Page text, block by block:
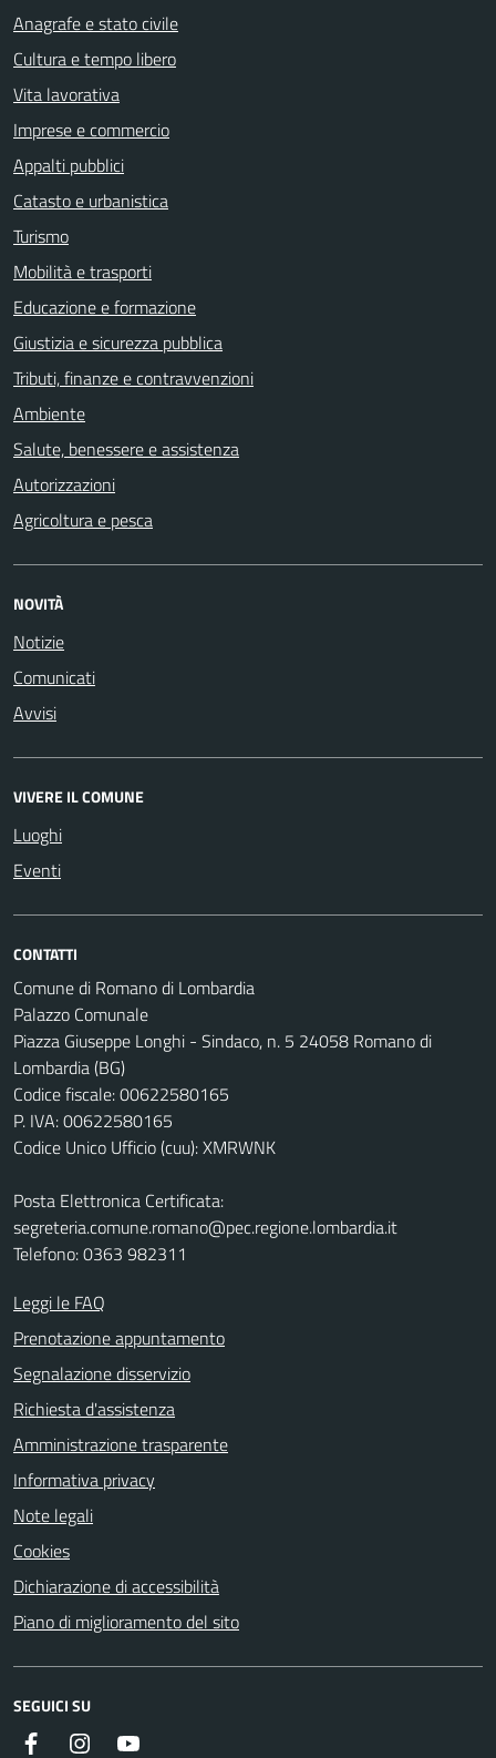
Anagrafe e stato civile
Cultura e tempo libero
Vita lavorativa
Imprese e commercio
Appalti pubblici
Catasto e urbanistica
Turismo
Mobilità e trasporti
Educazione e formazione
Giustizia e sicurezza pubblica
Tributi, finanze e contravvenzioni
Ambiente
Salute, benessere e assistenza
Autorizzazioni
Agricoltura e pesca
NOVITÀ
Notizie
Comunicati
Avvisi
VIVERE IL COMUNE
Luoghi
Eventi
CONTATTI
Comune di Romano di Lombardia
Palazzo Comunale
Piazza Giuseppe Longhi - Sindaco, n. 5 24058 Romano di
Lombardia (BG)
Codice fiscale: 00622580165
P. IVA: 00622580165
Codice Unico Ufficio (cuu): XMRWNK
Posta Elettronica Certificata:
segreteria.comune.romano@pec.regione.lombardia.it
Telefono: 0363 982311
Leggi le FAQ
Prenotazione appuntamento
Segnalazione disservizio
Richiesta d'assistenza
Amministrazione trasparente
Informativa privacy
Note legali
Cookies
Dichiarazione di accessibilità
Piano di miglioramento del sito
SEGUICI SU
Facebook Instagram